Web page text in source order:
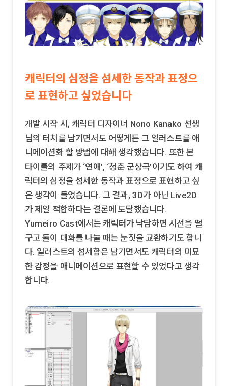
캐릭터의 심정을 섬세한 동작과 표정으
로 표현하고 싶었습니다
개발 시작 시, 캐릭터 디자이너 Nono Kanako 선생
님의 터치를 남기면서도 어떻게든 그 일러스트를 애
니메이션화 할 방법에 대해 생각했습니다. 또한 본
타이틀의 주제가 ‘연애’, ‘청춘 군상극’이기도 하여 캐
릭터의 심정을 섬세한 동작과 표정으로 표현하고 싶
은 생각이 들었습니다. 그 결과, 3D가 아닌 Live2D
가 제일 적합하다는 결론에 도달했습니다.
Yumeiro Cast에서는 캐릭터가 낙담하면 시선을 떨
구고 둘이 대화를 나눌 때는 눈짓을 교환하기도 합니
다. 일러스트의 섬세함은 남기면서도 캐릭터의 미묘
한 감정을 애니메이션으로 표현할 수 있었다고 생각
합니다.